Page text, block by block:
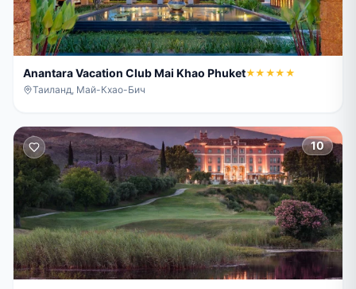
Anantara Vacation Club Mai Khao Phuket★★★★★
Таиланд, Май-Кхао-Бич
10